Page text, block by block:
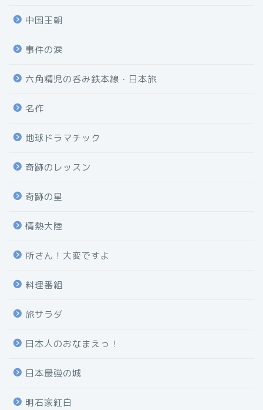
中国王朝
事件の涙
六角精児の呑み鉄本線・日本旅
名作
地球ドラマチック
奇跡のレッスン
奇跡の星
情熱大陸
所さん！大変ですよ
料理番組
旅サラダ
日本人のおなまえっ！
日本最強の城
明石家紅白